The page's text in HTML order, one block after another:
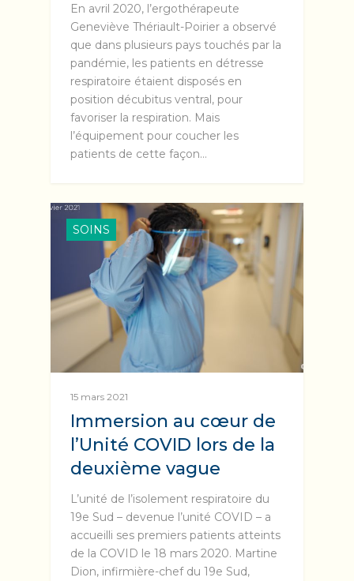
En avril 2020, l’ergothérapeute
Geneviève Thériault-Poirier a observé
que dans plusieurs pays touchés par la
pandémie, les patients en détresse
respiratoire étaient disposés en
position décubitus ventral, pour
favoriser la respiration. Mais
l’équipement pour coucher les
patients de cette façon…
SOINS
15 mars 2021
Immersion au cœur de
l’Unité COVID lors de la
deuxième vague
L’unité de l’isolement respiratoire du
19e Sud – devenue l’unité COVID – a
accueilli ses premiers patients atteints
de la COVID le 18 mars 2020. Martine
Dion, infirmière-chef du 19e Sud,